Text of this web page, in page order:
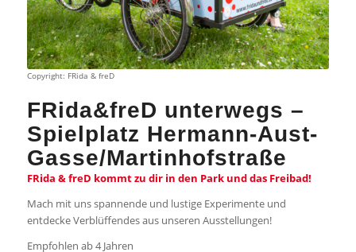
Copyright: FRida & freD
FRida&freD unterwegs –
Spielplatz Hermann-Aust-
Gasse/Martinhofstraße
FRida & freD kommt zu dir in den Park und das Freibad!
Mach mit uns spannende und lustige Experimente und
entdecke Verblüffendes aus unseren Ausstellungen!
Empfohlen ab 4 Jahren